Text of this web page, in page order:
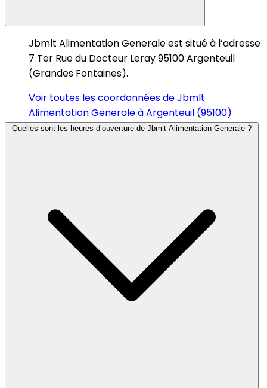
Jbmlt Alimentation Generale est situé à l’adresse
7 Ter Rue du Docteur Leray 95100 Argenteuil
(Grandes Fontaines).
Voir toutes les coordonnées de Jbmlt
Alimentation Generale à Argenteuil (95100)
Quelles sont les heures d’ouverture de Jbmlt Alimentation Generale ?